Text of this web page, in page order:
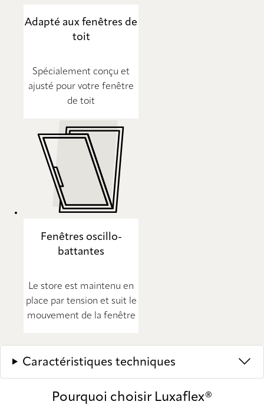
Adapté aux fenêtres de
toit
Spécialement conçu et
ajusté pour votre fenêtre
de toit
Fenêtres oscillo-
battantes
Le store est maintenu en
place par tension et suit le
mouvement de la fenêtre
Caractéristiques techniques
Pourquoi choisir Luxaflex®